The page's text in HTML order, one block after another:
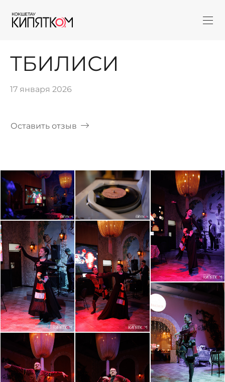
ТБИЛИСИ
17 января 2026
Оставить отзыв